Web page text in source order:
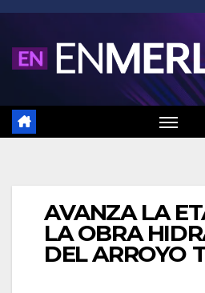
Saltar
contenido
AVANZA LA
LA OBRA
DEL ARROYO